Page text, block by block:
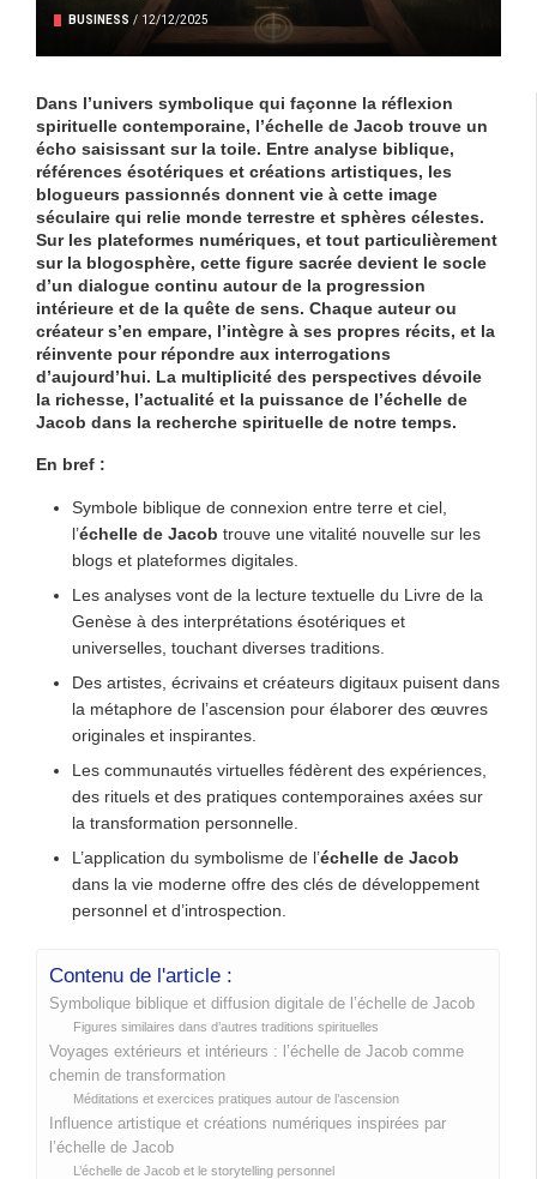
BUSINESS / 12/12/2025
Dans l’univers symbolique qui façonne la réflexion
spirituelle contemporaine, l’échelle de Jacob trouve un
écho saisissant sur la toile. Entre analyse biblique,
références ésotériques et créations artistiques, les
blogueurs passionnés donnent vie à cette image
séculaire qui relie monde terrestre et sphères célestes.
Sur les plateformes numériques, et tout particulièrement
sur la blogosphère, cette figure sacrée devient le socle
d’un dialogue continu autour de la progression
intérieure et de la quête de sens. Chaque auteur ou
créateur s’en empare, l’intègre à ses propres récits, et la
réinvente pour répondre aux interrogations
d’aujourd’hui. La multiplicité des perspectives dévoile
la richesse, l’actualité et la puissance de l’échelle de
Jacob dans la recherche spirituelle de notre temps.
En bref :
Symbole biblique de connexion entre terre et ciel,
l’échelle de Jacob trouve une vitalité nouvelle sur les
blogs et plateformes digitales.
Les analyses vont de la lecture textuelle du Livre de la
Genèse à des interprétations ésotériques et
universelles, touchant diverses traditions.
Des artistes, écrivains et créateurs digitaux puisent dans
la métaphore de l’ascension pour élaborer des œuvres
originales et inspirantes.
Les communautés virtuelles fédèrent des expériences,
des rituels et des pratiques contemporaines axées sur
la transformation personnelle.
L’application du symbolisme de l’échelle de Jacob
dans la vie moderne offre des clés de développement
personnel et d’introspection.
Contenu de l'article :
Symbolique biblique et diffusion digitale de l’échelle de Jacob
Figures similaires dans d’autres traditions spirituelles
Voyages extérieurs et intérieurs : l’échelle de Jacob comme
chemin de transformation
Méditations et exercices pratiques autour de l’ascension
Influence artistique et créations numériques inspirées par
l’échelle de Jacob
L’échelle de Jacob et le storytelling personnel